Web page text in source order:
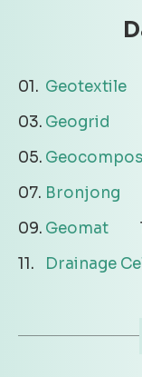
Geotextile
Geogrid
Bronjong
Geomat
Drainage